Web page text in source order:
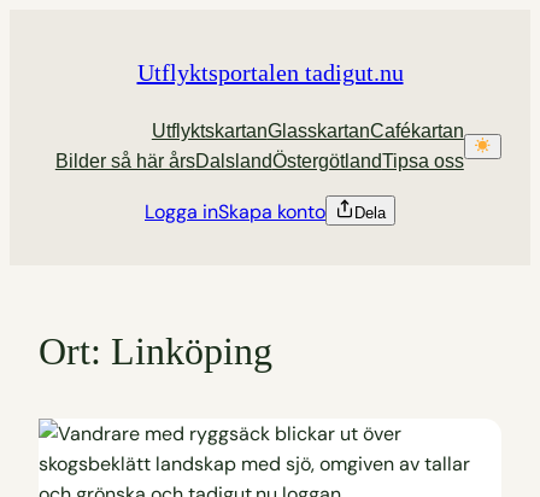
Utflyktsportalen tadigut.nu
UtflyktskartanGlasskartanCafékartan
Bilder så här årsDalslandÖstergötlandTipsa oss
Logga inSkapa konto Dela
Ort: Linköping